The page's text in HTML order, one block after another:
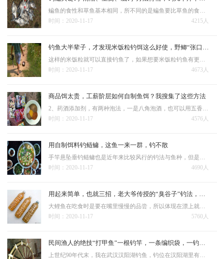
4215人
时间：2020-11-17
4673人
时间：2020-11-17
商品饵太贵，工薪阶层如何自制鱼饵？我搜集了这些方法
4576人
时间：2020-11-17
用自制饵料钓鲢鳙，这鱼一来一群，钓不散
4690人
时间：2020-11-17
5760人
时间：2020-11-17